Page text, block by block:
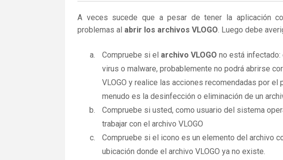
A veces sucede que a pesar de tener la aplicación
problemas al abrir los archivos VLOGO. Luego debe
Compruebe si el archivo VLOGO no está infectado:
virus o malware, probablemente no podrá abrirse
VLOGO y realice las acciones recomendadas por
menudo es la desinfección o eliminación de un
Compruebe si usted, como usuario del sistema
trabajar con el archivo VLOGO
Compruebe si el icono es un elemento del archivo
ubicación donde el archivo VLOGO ya no existe.